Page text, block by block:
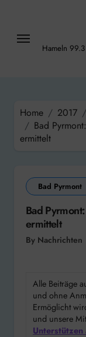
content
Hameln
Home 2017
Bad
ermittelt
Bad Pyrmont
Bad
ermittelt
By Nachrichten
Alle Beiträge
und ohne
Ermöglicht
und unsere